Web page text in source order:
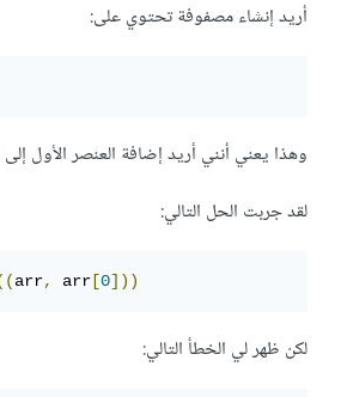
أريد إنشاء مصفوفة تحتوي على:
وهذا يعني أنني أريد إضافة العنصر الأول إلى
لقد جربت الحل التالي:
((arr, arr [0]))
لكن ظهر لي الخطأ التالي: